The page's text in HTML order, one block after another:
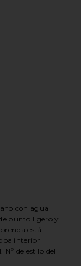
con agua
punto ligero y
está
interior
Nº de estilo del